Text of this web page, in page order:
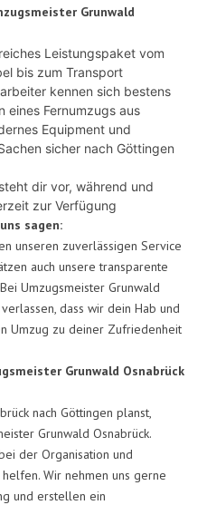
Grunwald
Leistungspaket vom
bis zum Transport
kennen sich bestens
eines Fernumzugs aus
Equipment und
sicher nach Göttingen
dir vor, während und
zur Verfügung
sagen:
unseren zuverlässigen Service
auch unsere transparente
Umzugsmeister Grunwald
dass wir dein Hab und
Umzug zu deiner Zufriedenheit
Grunwald Osnabrück
nach Göttingen planst,
Grunwald Osnabrück.
der Organisation und
Wir nehmen uns gerne
und erstellen ein